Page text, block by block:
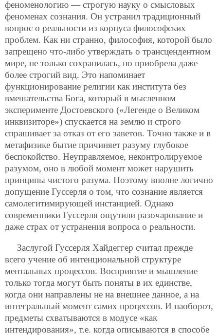
феноменологию — строгую науку о смысловых
феноменах сознания. Он устранил традиционный
вопрос о реальности из корпуса философских
проблем. Как ни странно, философия, которой было
запрещено что-либо утверждать о трансцендентном
мире, не только сохранилась, но приобрела даже
более строгий вид. Это напоминает
функционирование религии как института без
вмешательства Бога, который в мысленном
эксперименте Достоевского («Легенде о Великом
инквизиторе») спускается на землю и строго
спрашивает за отказ от его заветов. Точно также и в
метафизике бытие причиняет разуму глубокое
беспокойство. Неуправляемое, неконтролируемое
разумом, оно в любой момент может нарушить
принципы чистого разума. Поэтому вполне логично
допущение Гуссерля о том, что сознание является
самолегитимирующей инстанцией. Однако
современники Гуссерля ощутили разочарование и
даже страх от устранения вопроса о реальности.
Заслугой Гуссерля Хайдеггер считал прежде
всего учение об интенциональной структуре
ментальных процессов. Восприятие и мышление
только тогда могут быть поняты в их единстве,
когда они направлены не на внешнее данное, а на
интегральный момент самих процессов. И наоборот,
предметы схватываются в модусе «как
интендирования», т.е. когда описываются в способе